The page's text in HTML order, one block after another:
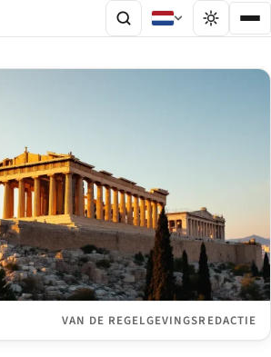
VAN DE REGELGEVINGSREDACTIE